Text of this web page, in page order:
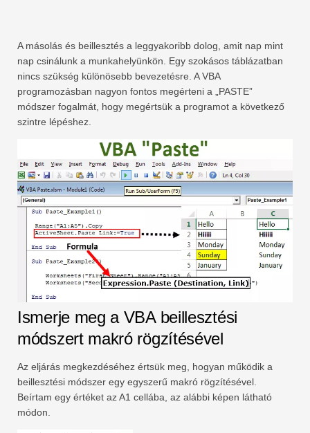
A másolás és beillesztés a leggyakoribb dolog, amit nap mint
nap csinálunk a munkahelyünkön. Egy szokásos táblázatban
nincs szükség különösebb bevezetésre. A VBA
programozásban nagyon fontos megérteni a „PASTE”
módszer fogalmát, hogy megértsük a programot a következő
szintre lépéshez.
Ismerje meg a VBA beillesztési
módszert makró rögzítésével
Az eljárás megkezdéséhez értsük meg, hogyan működik a
beillesztési módszer egy egyszerű makró rögzítésével.
Beírtam egy értéket az A1 cellába, az alábbi képen látható
módon.